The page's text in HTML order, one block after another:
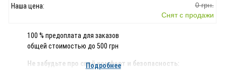
0 грн.
Наша цена:
Снят с продажи
100 % предоплата для заказов
общей стоимостью до 500 грн
Не забудьте про свой комфорт и безопасность:
Подробнее